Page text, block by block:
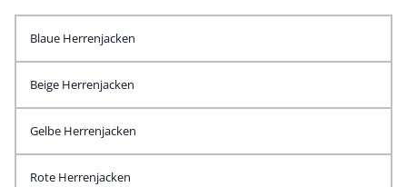
Blaue Herrenjacken
Beige Herrenjacken
Gelbe Herrenjacken
Rote Herrenjacken